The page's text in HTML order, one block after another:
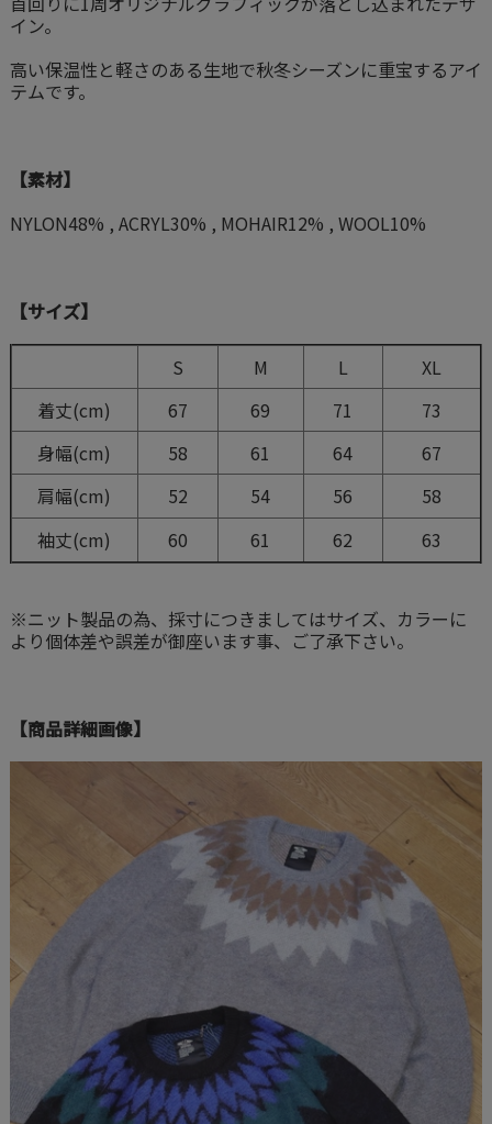
イン。
高い保温性と軽さのある生地で秋冬シーズンに重宝するアイ
テムです。
【素材】
NYLON48% , ACRYL30% , MOHAIR12% , WOOL10%
【サイズ】
S M L
XL
着丈(cm)
67 69 71
73
身幅(cm)
58 61 64
67
肩幅(cm)
52 54 56
58
袖丈(cm)
60 61 62 63
※ニット製品の為、採寸につきましてはサイズ、カラーに
より個体差や誤差が御座います事、ご了承下さい。
【商品詳細画像】